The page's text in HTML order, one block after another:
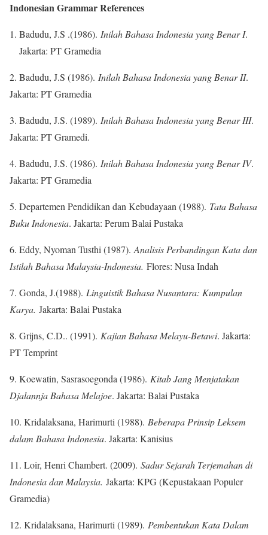
Indonesian Grammar References
Badudu, J.S .(1986). Inilah Bahasa Indonesia yang Benar I.
Jakarta: PT Gramedia
2. Badudu, J.S (1986). Inilah Bahasa Indonesia yang Benar II.
Jakarta: PT Gramedia
3. Badudu, J.S. (1989). Inilah Bahasa Indonesia yang Benar III.
Jakarta: PT Gramedi.
4. Badudu, J.S. (1986). Inilah Bahasa Indonesia yang Benar IV.
Jakarta: PT Gramedia
5. Departemen Pendidikan dan Kebudayaan (1988). Tata Bahasa
Buku Indonesia. Jakarta: Perum Balai Pustaka
6. Eddy, Nyoman Tusthi (1987).Analisis Perbandingan Kata dan
Istilah Bahasa Malaysia-Indonesia. Flores: Nusa Indah
7. Gonda, J.(1988). Linguistik Bahasa Nusantara: Kumpulan
Karya. Jakarta: Balai Pustaka
8. Grijns, C.D.. (1991). Kajian Bahasa Melayu-Betawi. Jakarta:
PT Temprint
9. Koewatin, Sasrasoegonda (1986). Kitab Jang Menjatakan
Djalannja Bahasa Melajoe. Jakarta: Balai Pustaka
10. Kridalaksana, Harimurti (1988). Beberapa Prinsip Leksem
dalam Bahasa Indonesia. Jakarta: Kanisius
11. Loir, Henri Chambert. (2009). Sadur Sejarah Terjemahan di
Indonesia dan Malaysia. Jakarta: KPG (Kepustakaan Populer
Gramedia)
12. Kridalaksana, Harimurti (1989). Pembentukan Kata Dalam